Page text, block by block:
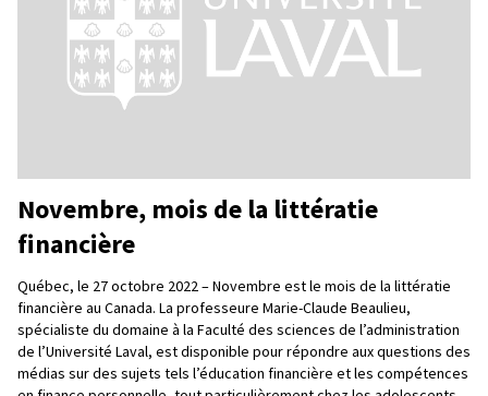
Novembre, mois de la littératie
financière
Québec, le 27 octobre 2022 – Novembre est le mois de la littératie
financière au Canada. La professeure Marie-Claude Beaulieu,
spécialiste du domaine à la Faculté des sciences de l’administration
de l’Université Laval, est disponible pour répondre aux questions des
médias sur des sujets tels l’éducation financière et les compétences